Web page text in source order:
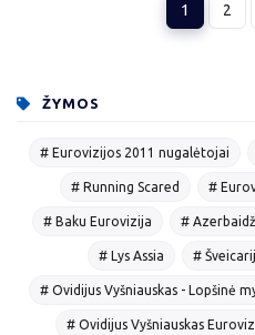
1 2
ŽYMOS
# Eurovizijos 2011 nugalėtojai
# Running Scared #
# Baku Eurovizija #
# Lys Assia #
# Ovidijus Vyšniauskas - Lopšinė
# Ovidijus Vyšniauskas